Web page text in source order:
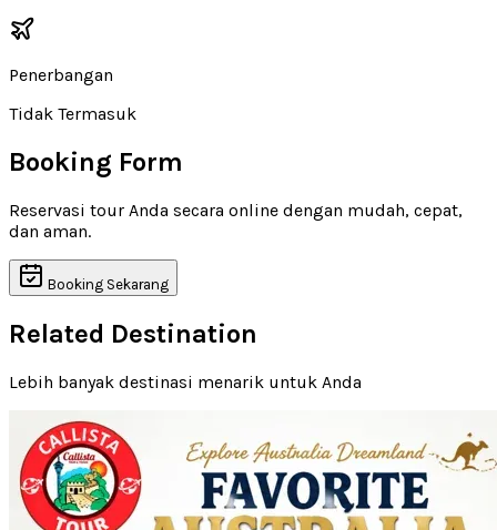
Penerbangan
Tidak Termasuk
Booking Form
Reservasi tour Anda secara online dengan mudah, cepat,
dan aman.
Booking Sekarang
Related Destination
Lebih banyak destinasi menarik untuk Anda